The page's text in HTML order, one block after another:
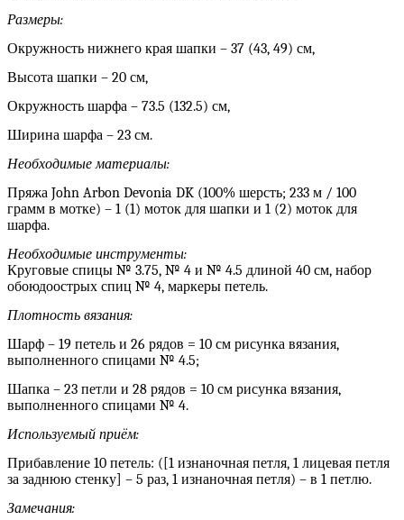
Размеры:
Окружность нижнего края шапки – 37 (43, 49) см,
Высота шапки – 20 см,
Окружность шарфа – 73.5 (132.5) см,
Ширина шарфа – 23 см.
Необходимые материалы:
Пряжа John Arbon Devonia DK (100% шерсть; 233 м / 100
грамм в мотке) – 1 (1) моток для шапки и 1 (2) моток для
шарфа.
Необходимые инструменты:
Круговые спицы № 3.75, № 4 и № 4.5 длиной 40 см, набор
обоюдоострых спиц № 4, маркеры петель.
Плотность вязания:
Шарф – 19 петель и 26 рядов = 10 см рисунка вязания,
выполненного спицами № 4.5;
Шапка – 23 петли и 28 рядов = 10 см рисунка вязания,
выполненного спицами № 4.
Используемый приём:
Прибавление 10 петель: ([1 изнаночная петля, 1 лицевая петля
за заднюю стенку] – 5 раз, 1 изнаночная петля) – в 1 петлю.
Замечания: